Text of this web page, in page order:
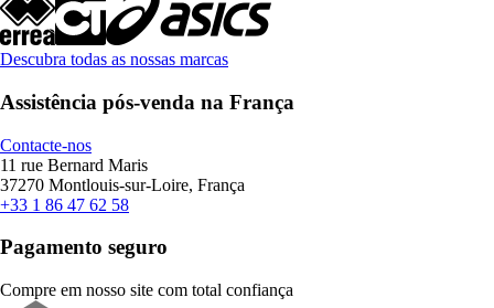
Descubra todas as nossas marcas
Assistência pós-venda na França
Contacte-nos
11 rue Bernard Maris
37270 Montlouis-sur-Loire, França
+33 1 86 47 62 58
Pagamento seguro
Compre em nosso site com total confiança